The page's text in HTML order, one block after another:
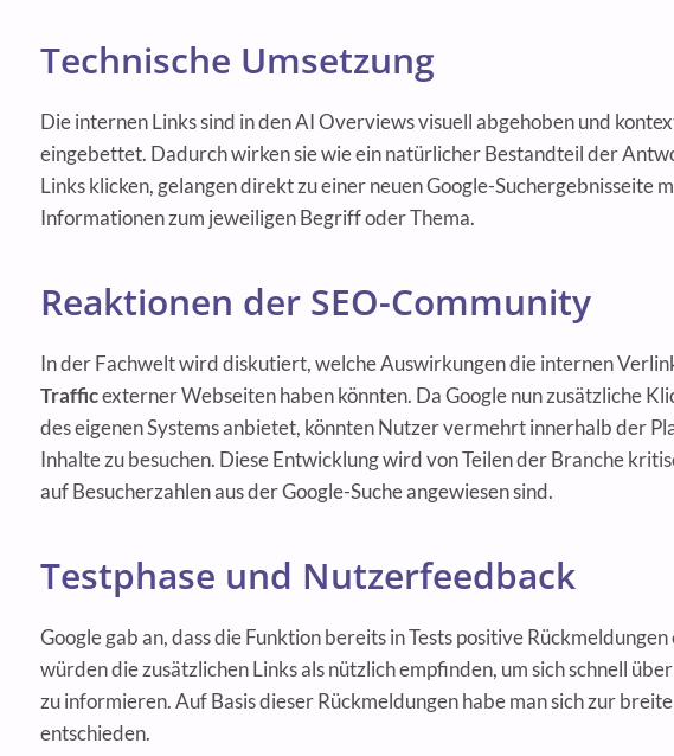
Technische Umsetzung
Die internen Links sind in den AI Overviews visuell abgehoben und
eingebettet. Dadurch wirken sie wie ein natürlicher Bestandteil der
Links klicken, gelangen direkt zu einer neuen Google-Suchergebnisseite
Informationen zum jeweiligen Begriff oder Thema.
Reaktionen der SEO-Community
In der Fachwelt wird diskutiert, welche Auswirkungen die internen
Trafficexterner Webseiten haben könnten. Da Google nun zusätzliche
des eigenen Systems anbietet, könnten Nutzer vermehrt innerhalb der
Inhalte zu besuchen. Diese Entwicklung wird von Teilen der Branche
auf Besucherzahlen aus der Google-Suche angewiesen sind.
Testphase und Nutzerfeedback
Google gab an, dass die Funktion bereits in Tests positive
würden die zusätzlichen Links als nützlich empfinden, um sich schnell
zu informieren. Auf Basis dieser Rückmeldungen habe man sich zur
entschieden.